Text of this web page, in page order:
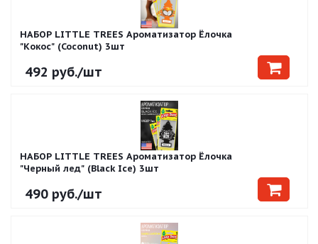
НАБОР LITTLE TREES Ароматизатор Ёлочка
"Кокос" (Coconut) 3шт
492 руб./шт
НАБОР LITTLE TREES Ароматизатор Ёлочка
"Черный лед" (Black Ice) 3шт
490 руб./шт